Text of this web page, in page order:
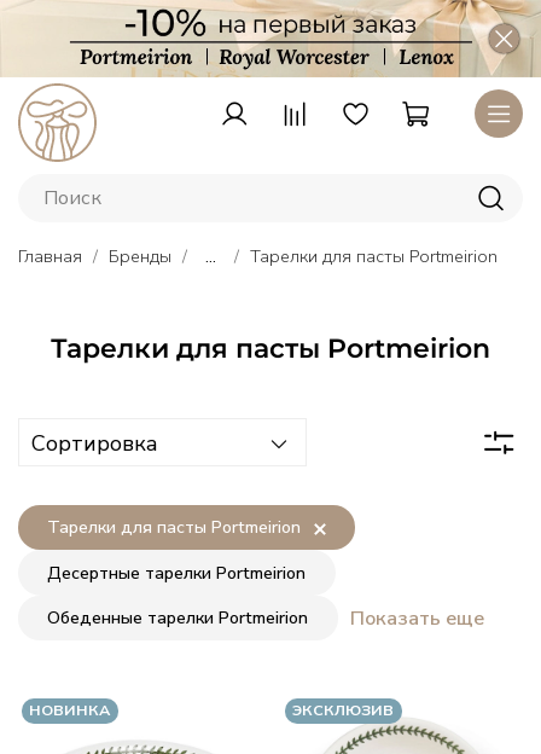
Главная Бренды ... Тарелки для пасты Portmeirion
Тарелки для пасты Portmeirion
Тарелки
Lenox
–
американский
фарфор
Тарелки для пасты Portmeirion
Десертные тарелки Portmeirion
Обеденные тарелки Portmeirion
Показать еще
НОВИНКА ЭКСКЛЮЗИВ